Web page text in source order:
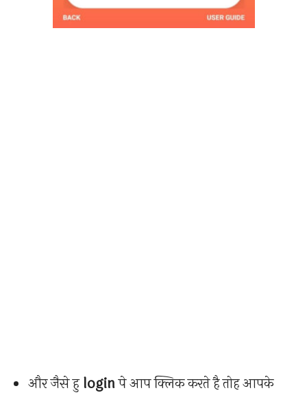
और जैसे हुloginपे आप क्लिक करते है तोह आपके